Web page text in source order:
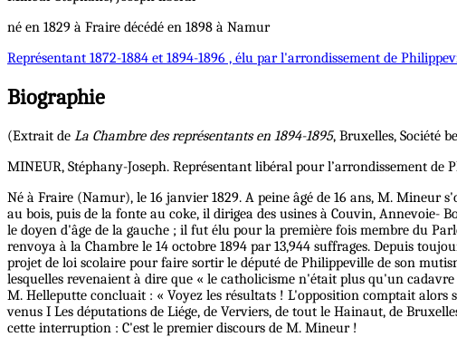
né en 1829 à Fraire décédé en 1898 à Namur
Représentant 1872-1884 et 1894-1896 , élu par l'arrondissement de
Biographie
(Extrait de La Chambre des représentants en 1894-1895, Bruxelles, Société
MINEUR, Stéphany-Joseph. Représentant libéral pour l’arrondissement de
Né à Fraire (Namur), le 16 janvier 1829. A peine âgé de 16 ans, M.
au bois, puis de la fonte au coke, il dirigea des usines à Couvin, Annevoie-
le doyen d'âge de la gauche ; il fut élu pour la première fois membre du
renvoya à la Chambre le 14 octobre 1894 par 13,944 suffrages. Depuis
projet de loi scolaire pour faire sortir le député de Philippeville de son
lesquelles revenaient à dire que « le catholicisme n'était plus qu'un
M. Helleputte concluait : « Voyez les résultats ! L'opposition comptait alors
venus I Les députations de Liége, de Verviers, de tout le Hainaut, de
cette interruption : C'est le premier discours de M. Mineur !